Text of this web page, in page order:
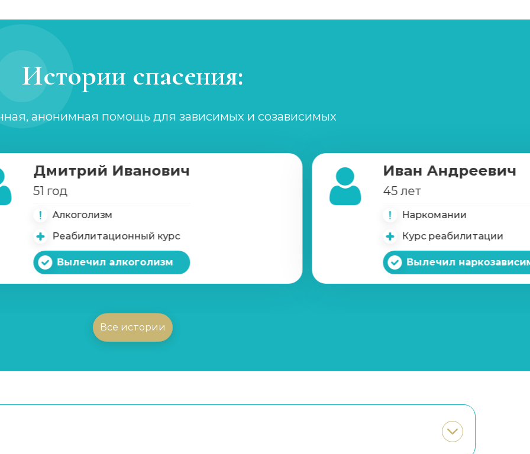
игр от 1 500 ₽/сеанс Записаться
Истории спасения:
анонимная помощь для зависимых и созависимых
Дмитрий Иванович
51 год
Алкоголизм
Реабилитационный курс
Вылечил алкоголизм
Иван Андреевич
45 лет
Наркомании
Курс реабилитации
Вылечил
Все истории